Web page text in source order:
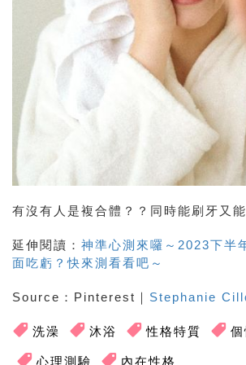
有沒有人是複合體？？同時能刷牙又
延伸閱讀： 神準心測來囉～2023下半
面吃虧？快來測看看吧～
Source ： Pinterest ｜ Stephanie
洗澡 沐浴 性格特質 個
心理測驗 內在性格